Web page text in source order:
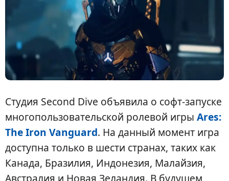
Студия Second Dive объявила о софт-запуске
многопользовательской ролевой игры Ares:
The Iron Vanguard. На данный момент игра
доступна только в шести странах, таких как
Канада, Бразилия, Индонезия, Малайзия,
Австралия и Новая Зеландия. В будущем